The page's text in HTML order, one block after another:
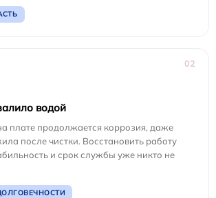
02
водой
плате продолжается коррозия, даже
после чистки. Восстановить работу
и срок службы уже никто не